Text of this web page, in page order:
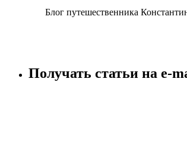
Блог путешественника
Получать статьи на e-